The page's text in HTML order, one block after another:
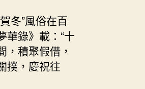
冬”風俗在百
華錄》載：“十
積聚假借，
撲，慶祝往